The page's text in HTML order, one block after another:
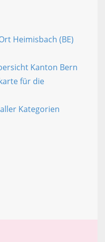
Heimisbach (BE)
Kanton Bern
für die
Kategorien